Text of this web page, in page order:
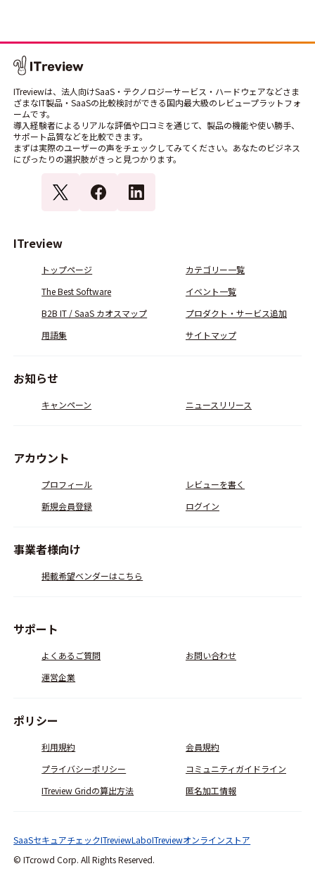
ITreviewは、法人向けSaaS・テクノロジーサービス・ハードウェアなどさま
ざまなIT製品・SaaSの比較検討ができる国内最大級のレビュープラットフォ
ームです。
導入経験者によるリアルな評価や口コミを通じて、製品の機能や使い勝手、
サポート品質などを比較できます。
まずは実際のユーザーの声をチェックしてみてください。あなたのビジネス
にぴったりの選択肢がきっと見つかります。
ITreview
トップページ
カテゴリー一覧
The Best Software
イベント一覧
B2B IT / SaaS カオスマップ
プロダクト・サービス追加
用語集
サイトマップ
お知らせ
キャンペーン ニュースリリース
アカウント
プロフィール
レビューを書く
新規会員登録
ログイン
事業者様向け
掲載希望ベンダーはこちら
サポート
よくあるご質問
お問い合わせ
運営企業
ポリシー
利用規約
会員規約
プライバシーポリシー
コミュニティガイドライン
ITreview Gridの算出方法
匿名加工情報
© ITcrowd Corp. All Rights Reserved.
SaaSセキュアチェックITreviewLaboITreviewオンラインストア